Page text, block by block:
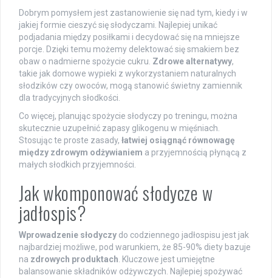
Dobrym pomysłem jest zastanowienie się nad tym, kiedy i w
jakiej formie cieszyć się słodyczami. Najlepiej unikać
podjadania między posiłkami i decydować się na mniejsze
porcje. Dzięki temu możemy delektować się smakiem bez
obaw o nadmierne spożycie cukru. Zdrowe alternatywy,
takie jak domowe wypieki z wykorzystaniem naturalnych
słodzików czy owoców, mogą stanowić świetny zamiennik
dla tradycyjnych słodkości.
Co więcej, planując spożycie słodyczy po treningu, można
skutecznie uzupełnić zapasy glikogenu w mięśniach.
Stosując te proste zasady, łatwiej osiągnąć równowagę
między zdrowym odżywianiem a przyjemnością płynącą z
małych słodkich przyjemności.
Jak wkomponować słodycze w
jadłospis?
Wprowadzenie słodyczy do codziennego jadłospisu jest jak
najbardziej możliwe, pod warunkiem, że 85-90% diety bazuje
na zdrowych produktach. Kluczowe jest umiejętne
balansowanie składników odżywczych. Najlepiej spożywać